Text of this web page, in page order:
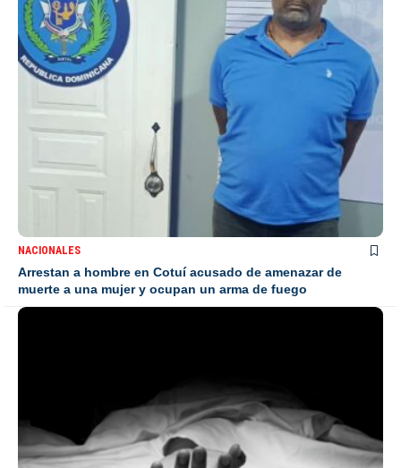
NACIONALES
Arrestan a hombre en Cotuí acusado de amenazar de
muerte a una mujer y ocupan un arma de fuego